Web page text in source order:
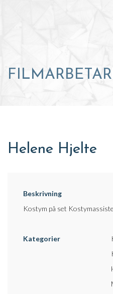
Helene Hjelte
Beskrivning
Kostym på set
Kategorier